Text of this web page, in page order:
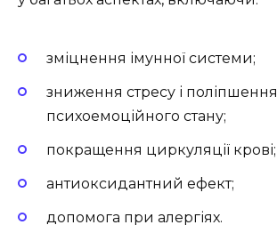
зміцнення імунної системи;
зниження стресу і поліпшення
психоемоційного стану;
покращення циркуляції крові;
антиоксидантний ефект;
допомога при алергіях.